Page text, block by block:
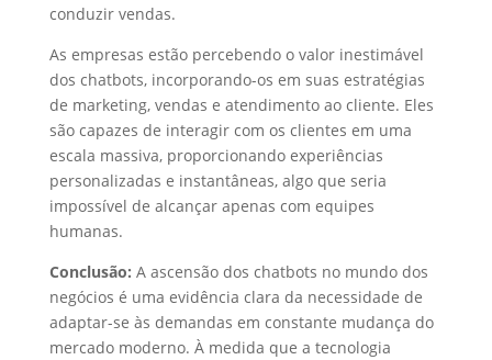
conduzir vendas.
As empresas estão percebendo o valor inestimável
dos chatbots, incorporando-os em suas estratégias
de marketing, vendas e atendimento ao cliente. Eles
são capazes de interagir com os clientes em uma
escala massiva, proporcionando experiências
personalizadas e instantâneas, algo que seria
impossível de alcançar apenas com equipes
humanas.
Conclusão: A ascensão dos chatbots no mundo dos
negócios é uma evidência clara da necessidade de
adaptar-se às demandas em constante mudança do
mercado moderno. À medida que a tecnologia